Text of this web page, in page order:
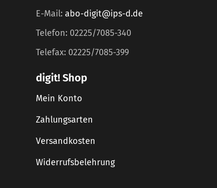
E-Mail: abo-digit@ips-d.de
Telefon: 02225/7085-340
Telefax: 02225/7085-399
digit! Shop
Mein Konto
Zahlungsarten
Versandkosten
Widerrufsbelehrung